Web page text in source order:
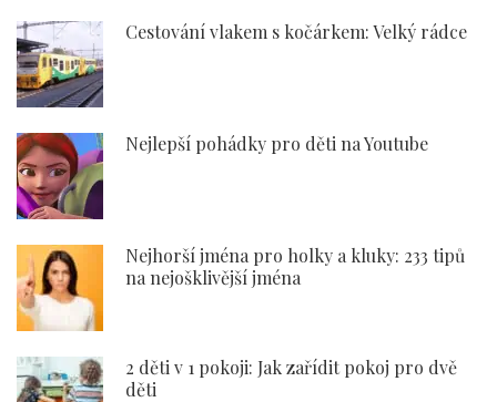
Cestování vlakem s kočárkem: Velký rádce
Nejlepší pohádky pro děti na Youtube
Nejhorší jména pro holky a kluky: 233 tipů
na nejošklivější jména
2 děti v 1 pokoji: Jak zařídit pokoj pro dvě
děti